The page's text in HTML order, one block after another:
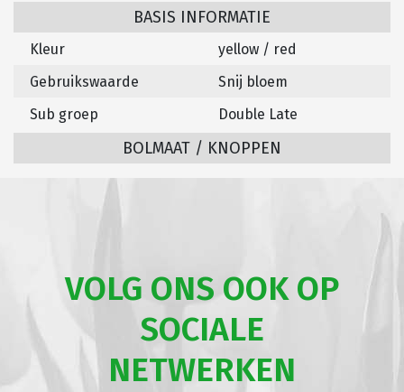
BASIS INFORMATIE
Kleur
yellow / red
Gebruikswaarde
Snij bloem
Sub groep
Double Late
BOLMAAT / KNOPPEN
VOLG ONS OOK OP
SOCIALE
NETWERKEN